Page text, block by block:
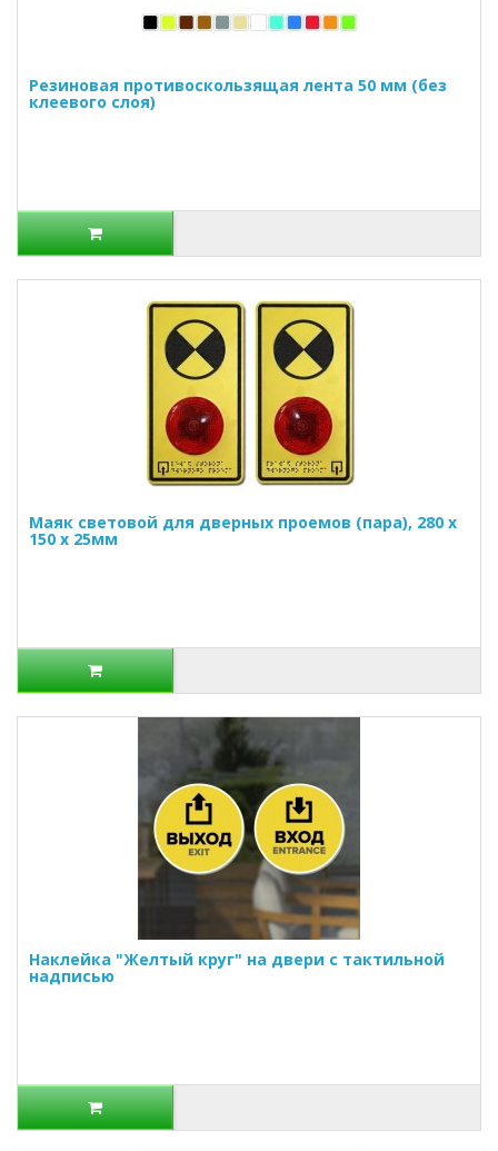
Резиновая противоскользящая лента 50 мм (без
клеевого слоя)
Маяк световой для дверных проемов (пара), 280 x
150 x 25мм
Наклейка "Желтый круг" на двери с тактильной
надписью